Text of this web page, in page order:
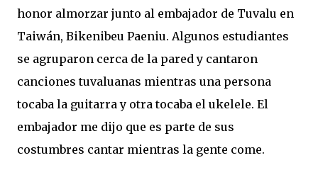
honor almorzar junto al embajador de Tuvalu en
Taiwán, Bikenibeu Paeniu. Algunos estudiantes
se agruparon cerca de la pared y cantaron
canciones tuvaluanas mientras una persona
tocaba la guitarra y otra tocaba el ukelele. El
embajador me dijo que es parte de sus
costumbres cantar mientras la gente come.